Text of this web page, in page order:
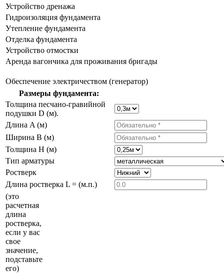
Устройство дренажа
Гидроизоляция фундамента
Утепление фундамента
Отделка фундамента
Устройство отмостки
Аренда вагончика для проживания бригады
Обеспечение электричеством (генератор)
Размеры фундамента:
Толщина песчано-гравийной
подушки D (м).
Длина A (м)
Ширина B (м)
Толщина H (м)
Тип арматуры
Ростверк
Длина ростверка L = (м.п.)
(это
расчетная
длина
ростверка,
если у вас
свое
значение,
подставьте
его)